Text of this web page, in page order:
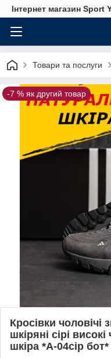
Інтернет магазин Sport
Товари та послуги
-7 % як другий товар
Кросівки чоловічі
шкіряні сірі
шкіра *A-04сір бот*